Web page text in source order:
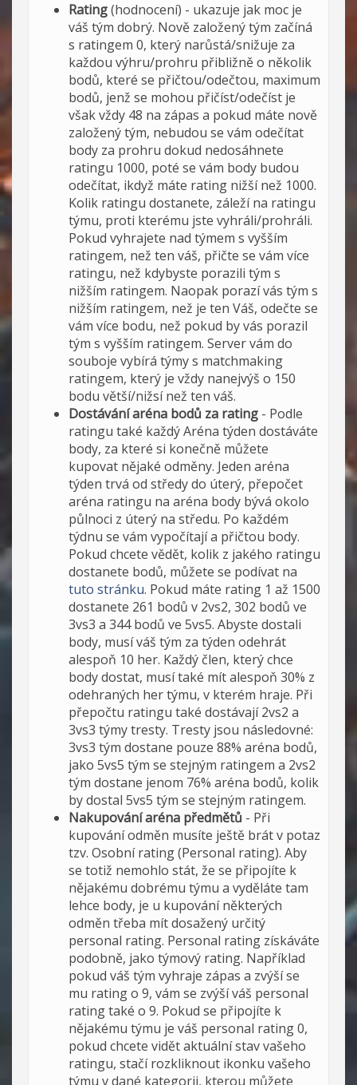
Rating(hodnocení) - ukazuje jak moc je
váš tým dobrý. Nově založený tým začíná
s ratingem 0, který narůstá/snižuje za
každou výhru/prohru přibližně o několik
bodů, které se přičtou/odečtou, maximum
bodů, jenž se mohou přičíst/odečíst je
však vždy 48 na zápas a pokud máte nově
založený tým, nebudou se vám odečítat
body za prohru dokud nedosáhnete
ratingu 1000, poté se vám body budou
odečítat, ikdyž máte rating nižší než 1000.
Kolik ratingu dostanete, záleží na ratingu
týmu, proti kterému jste vyhráli/prohráli.
Pokud vyhrajete nad týmem s vyšším
ratingem, než ten váš, přičte se vám více
ratingu, než kdybyste porazili tým s
nižším ratingem. Naopak porazí vás tým s
nižším ratingem, než je ten Váš, odečte se
vám více bodu, než pokud by vás porazil
tým s vyšším ratingem. Server vám do
souboje vybírá týmy s matchmaking
ratingem, který je vždy nanejvýš o 150
bodu větší/nižsí než ten váš.
Dostávání aréna bodů za rating - Podle
ratingu také každý Aréna týden dostáváte
body, za které si konečně můžete
kupovat nějaké odměny. Jeden aréna
týden trvá od středy do úterý, přepočet
aréna ratingu na aréna body bývá okolo
půlnoci z úterý na středu. Po každém
týdnu se vám vypočítají a přičtou body.
Pokud chcete vědět, kolik z jakého ratingu
dostanete bodů, můžete se podívat na
tuto stránku. Pokud máte rating 1 až 1500
dostanete 261 bodů v 2vs2, 302 bodů ve
3vs3 a 344 bodů ve 5vs5. Abyste dostali
body, musí váš tým za týden odehrát
alespoň 10 her. Každý člen, který chce
body dostat, musí také mít alespoň 30% z
odehraných her týmu, v kterém hraje. Při
přepočtu ratingu také dostávají 2vs2 a
3vs3 týmy tresty. Tresty jsou následovné:
3vs3 tým dostane pouze 88% aréna bodů,
jako 5vs5 tým se stejným ratingem a 2vs2
tým dostane jenom 76% aréna bodů, kolik
by dostal 5vs5 tým se stejným ratingem.
Nakupování aréna předmětů - Při
kupování odměn musíte ještě brát v potaz
tzv. Osobní rating (Personal rating). Aby
se totiž nemohlo stát, že se připojíte k
nějakému dobrému týmu a vyděláte tam
lehce body, je u kupování některých
odměn třeba mít dosažený určitý
personal rating. Personal rating získáváte
podobně, jako týmový rating. Například
pokud váš tým vyhraje zápas a zvýší se
mu rating o 9, vám se zvýší váš personal
rating také o 9. Pokud se připojíte k
nějakému týmu je váš personal rating 0,
pokud chcete vidět aktuální stav vašeho
ratingu, stačí rozkliknout ikonku vašeho
týmu v dané kategorii, kterou můžete